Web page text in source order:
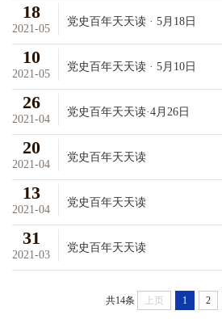
18
2021-05
党史百年天天读 · 5月18日
10
2021-05
党史百年天天读 · 5月10日
26
2021-04
党史百年天天读·4月26日
20
2021-04
党史百年天天读
13
2021-04
党史百年天天读
31
2021-03
党史百年天天读
共14条 上页 1 2